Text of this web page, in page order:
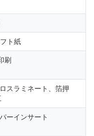
ト紙
刷
スラミネート、箔押
ーインサート